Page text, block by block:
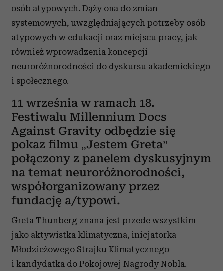
osób atypowych. Dąży ona do zmian
systemowych, uwzględniających potrzeby osób
atypowych w edukacji oraz miejscu pracy, jak
również wprowadzenia koncepcji
neuroróżnorodności do dyskursu akademickiego
i społecznego.
11 września w ramach 18.
Festiwalu Millennium Docs
Against Gravity odbędzie się
pokaz filmu „Jestem Greta”
połączony z panelem dyskusyjnym
na temat neuroróżnorodności,
współorganizowany przez
fundację a/typowi.
Greta Thunberg znana jest przede wszystkim
jako aktywistka klimatyczna, inicjatorka
Młodzieżowego Strajku Klimatycznego
i kandydatka do Pokojowej Nagrody Nobla.